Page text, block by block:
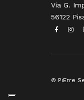
Via G.
56122
© PiErre